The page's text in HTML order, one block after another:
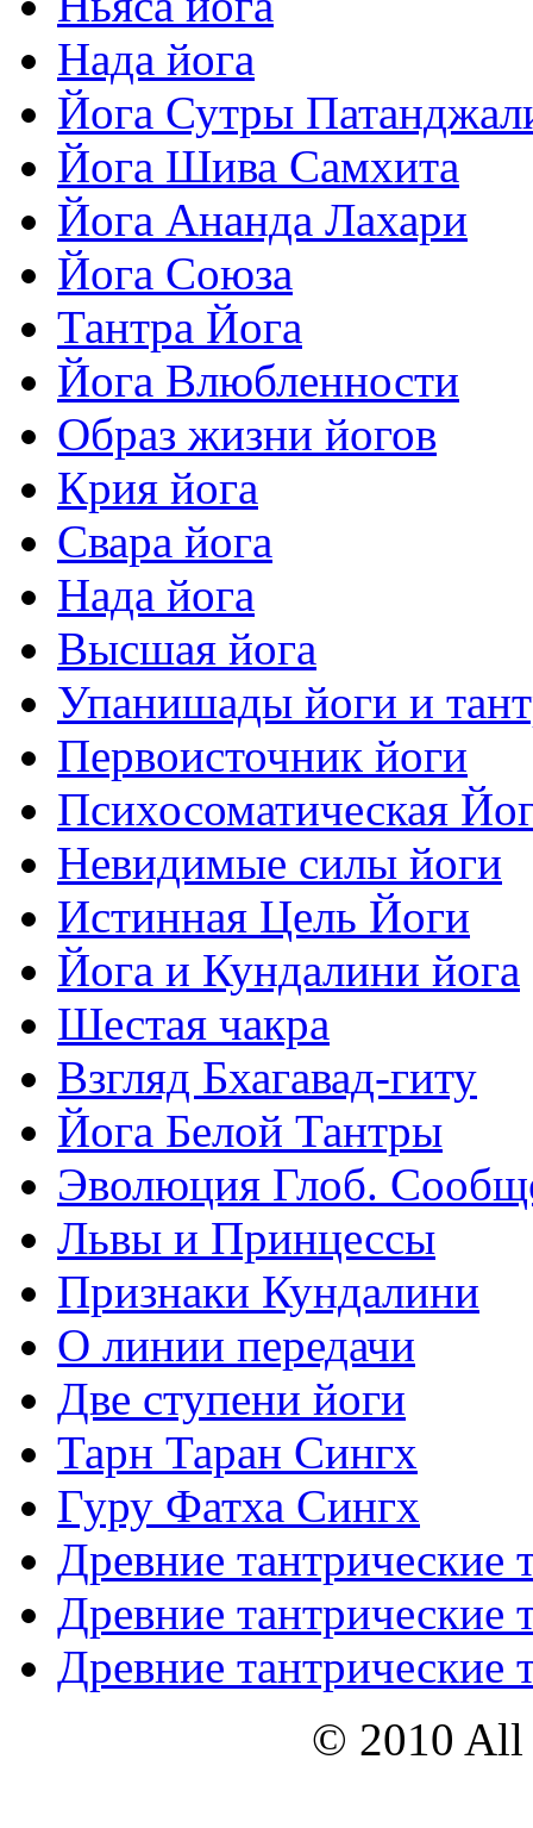
Нада йога
Йога Сутры
Йога Шива Самхита
Йога Ананда Лахари
Йога Союза
Тантра Йога
Йога Влюбленности
Образ жизни йогов
Крия йога
Свара йога
Нада йога
Высшая йога
Упанишады йоги и
Первоисточник йоги
Психосоматическая
Невидимые силы йоги
Истинная Цель Йоги
Йога и Кундалини йога
Шестая чакра
Взгляд Бхагавад-гиту
Йога Белой Тантры
Эволюция Глоб.
Львы и Принцессы
Признаки Кундалини
О линии передачи
Две ступени йоги
Тарн Таран Сингх
Гуру Фатха Сингх
Древние тантрические
Древние тантрические
Древние тантрические
© 2010 All